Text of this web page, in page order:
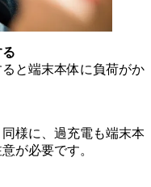
と端末本体に負荷がか
様に、過充電も端末本
が必要です。